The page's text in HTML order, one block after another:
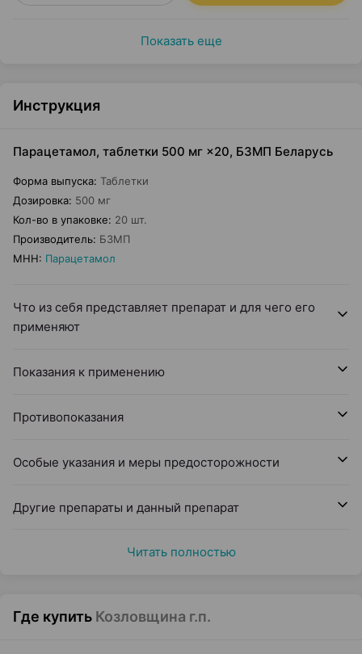
Показать еще
Инструкция
Парацетамол, таблетки 500 мг ×20, БЗМП Беларусь
Форма выпуска: Таблетки
Дозировка: 500 мг
Кол-во в упаковке: 20 шт.
Производитель: БЗМП
МНН: Парацетамол
Что из себя представляет препарат и для чего его
применяют
Показания к применению
Противопоказания
Особые указания и меры предосторожности
Другие препараты и данный препарат
Читать полностью
Где купить Козловщина г.п.